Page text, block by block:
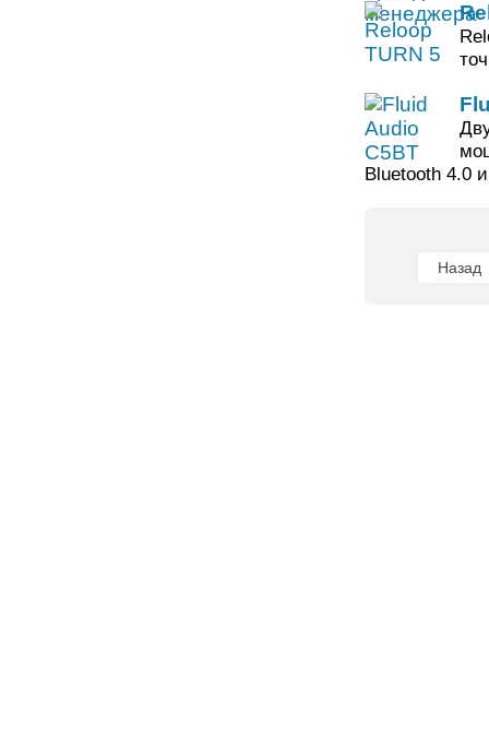
Bluetooth 4.0
Назад